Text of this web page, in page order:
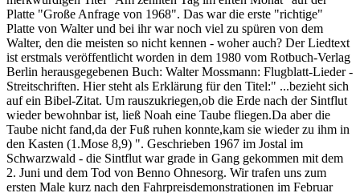
Platte "Große Anfrage von 1968". Das war die erste "richtige"
Platte von Walter und bei ihr war noch viel zu spüren von dem
Walter, den die meisten so nicht kennen - woher auch? Der Liedtext
ist erstmals veröffentlicht worden in dem 1980 vom Rotbuch-Verlag
Berlin herausgegebenen Buch: Walter Mossmann: Flugblatt-Lieder -
Streitschriften. Hier steht als Erklärung für den Titel:" ...bezieht sich
auf ein Bibel-Zitat. Um rauszukriegen,ob die Erde nach der Sintflut
wieder bewohnbar ist, ließ Noah eine Taube fliegen.Da aber die
Taube nicht fand,da der Fuß ruhen konnte,kam sie wieder zu ihm in
den Kasten (1.Mose 8,9) ". Geschrieben 1967 im Jostal im
Schwarzwald - die Sintflut war grade in Gang gekommen mit dem
2. Juni und dem Tod von Benno Ohnesorg. Wir trafen uns zum
ersten Male kurz nach den Fahrpreisdemonstrationen im Februar